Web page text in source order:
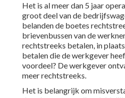
Het is al meer dan 5 jaar
groot deel van de
belanden de boetes
brievenbussen van de
rechtstreeks betalen, in
betalen die de werkgever
voordeel? De werkgever
meer rechtstreeks.
Het is belangrijk om